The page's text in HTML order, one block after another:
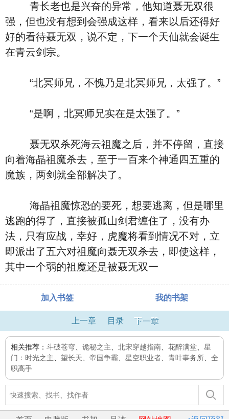
青长老也是兴奋的异常，他知道聂无双很
强，但也没有想到会强成这样，看来以后还得好
好的看待聂无双，说不定，下一个天仙就会诞生
在青云剑宗。
“北冥师兄，不愧乃是北冥师兄，太强了。”
“是啊，北冥师兄实在是太强了。”
聂无双杀死海云祖魔之后，并不停留，直接
向着海晶祖魔杀去，至于一百来个神通四五重的
魔族，两剑就全部解决了。
海晶祖魔惊恐的要死，想要逃离，但是哪里
逃跑的得了，直接被孤山剑君缠住了，没有办
法，只有应战，幸好，虎魔将看到情况不对，立
即派出了五六对祖魔向聂无双杀去，即使这样，
其中一个弱的祖魔还是被聂无双一
加入书签 我的书架
上一章 目录 下一章
相关推荐： 斗破苍穹 诡秘之主 北宋穿越指南 花醉满堂
星
门：时光之主
望长天 帝国争霸 星空职业者 青叶事务所
全
职高手